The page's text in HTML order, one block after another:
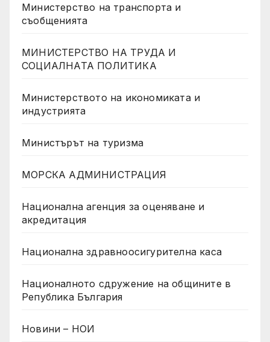
Министерство на транспорта и
съобщенията
МИНИСТЕРСТВО НА ТРУДА И
СОЦИАЛНАТА ПОЛИТИКА
Министерството на икономиката и
индустрията
Министърът на туризма
МОРСКА АДМИНИСТРАЦИЯ
Национална агенция за оценяване и
акредитация
Национална здравноосигурителна каса
Националното сдружение на общините в
Република България
Новини – НОИ